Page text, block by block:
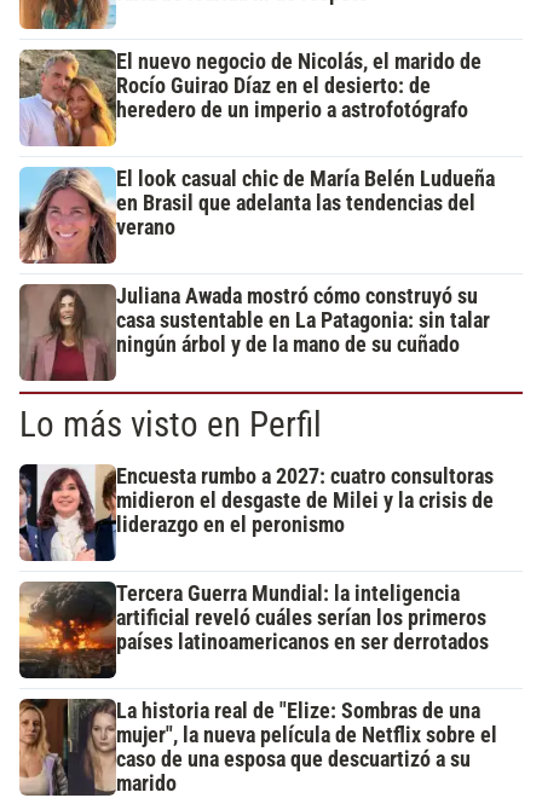
El nuevo negocio de Nicolás, el marido de
Rocío Guirao Díaz en el desierto: de
heredero de un imperio a astrofotógrafo
El look casual chic de María Belén Ludueña
en Brasil que adelanta las tendencias del
verano
Juliana Awada mostró cómo construyó su
casa sustentable en La Patagonia: sin talar
ningún árbol y de la mano de su cuñado
Lo más visto en Perfil
Encuesta rumbo a 2027: cuatro consultoras
midieron el desgaste de Milei y la crisis de
liderazgo en el peronismo
Tercera Guerra Mundial: la inteligencia
artificial reveló cuáles serían los primeros
países latinoamericanos en ser derrotados
La historia real de "Elize: Sombras de una
mujer", la nueva película de Netflix sobre el
caso de una esposa que descuartizó a su
marido